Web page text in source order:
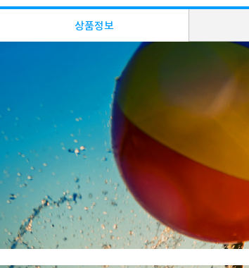
상품정보